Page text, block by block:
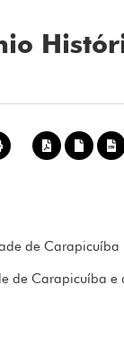
de
de Carapicuíba e